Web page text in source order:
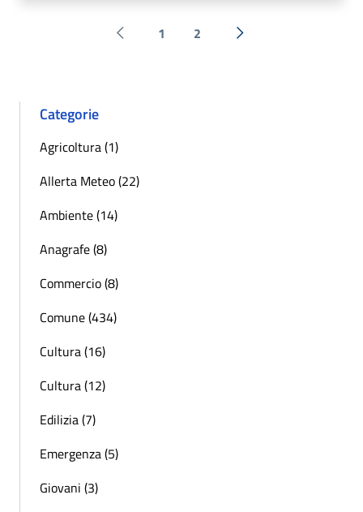
Pagina precedente
1 2 Successiva »
Categorie
Agricoltura (1)
Allerta Meteo (22)
Ambiente (14)
Anagrafe (8)
Commercio (8)
Comune (434)
Cultura (16)
Cultura (12)
Edilizia (7)
Emergenza (5)
Giovani (3)